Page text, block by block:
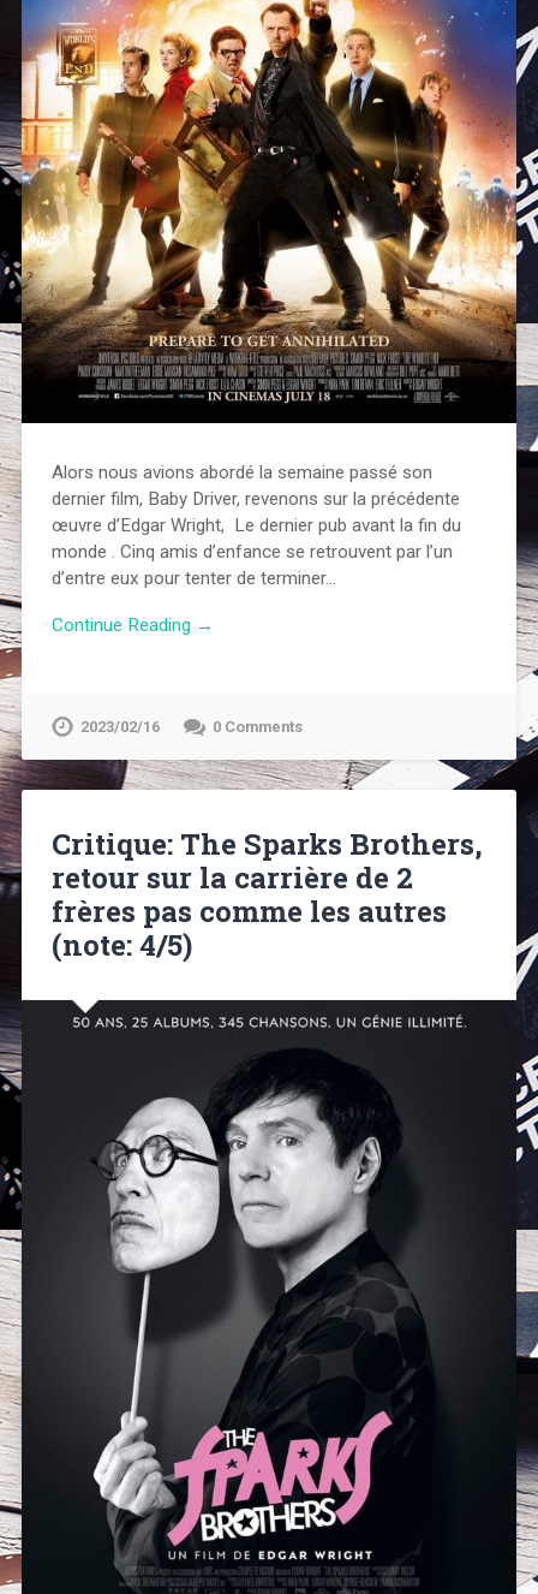
Alors nous avions abordé la semaine passé son
dernier film, Baby Driver, revenons sur la précédente
œuvre d’Edgar Wright, Le dernier pub avant la fin du
monde . Cinq amis d’enfance se retrouvent par l’un
d’entre eux pour tenter de terminer…
Continue Reading →
2023/02/16 0 Comments
Critique: The Sparks Brothers,
retour sur la carrière de 2
frères pas comme les autres
(note: 4/5)